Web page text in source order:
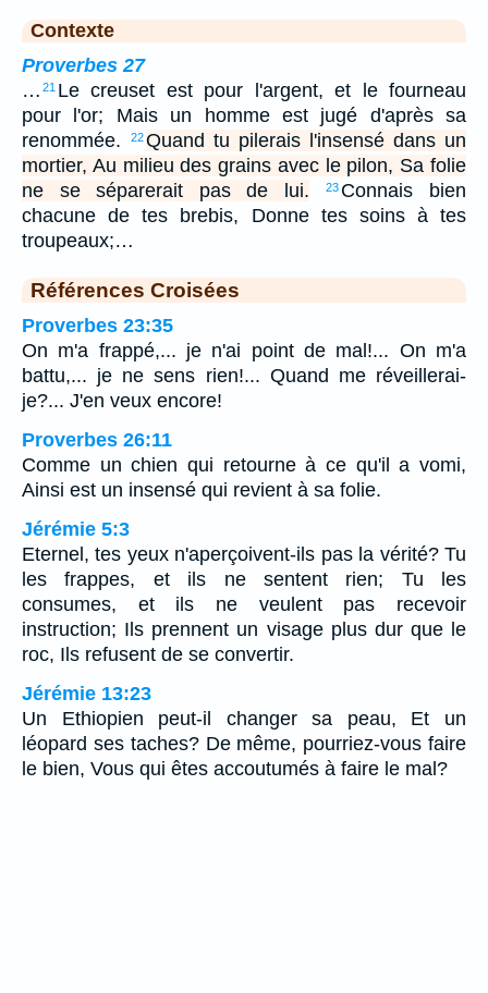
Contexte
Proverbes 27
… 21 Le creuset est pour l'argent, et le fourneau
pour l'or; Mais un homme est jugé d'après sa
renommée.
22Quand tu pilerais l'insensé dans un
mortier, Au milieu des grains avec le pilon, Sa folie
ne se séparerait pas de lui.
23 Connais bien
chacune de tes brebis, Donne tes soins à tes
troupeaux;…
Références Croisées
Proverbes 23:35
On m'a frappé,... je n'ai point de mal!... On m'a
battu,... je ne sens rien!... Quand me réveillerai-
je?... J'en veux encore!
Proverbes 26:11
Comme un chien qui retourne à ce qu'il a vomi,
Ainsi est un insensé qui revient à sa folie.
Jérémie 5:3
Eternel, tes yeux n'aperçoivent-ils pas la vérité? Tu
les frappes, et ils ne sentent rien; Tu les
consumes, et ils ne veulent pas recevoir
instruction; Ils prennent un visage plus dur que le
roc, Ils refusent de se convertir.
Jérémie 13:23
Un Ethiopien peut-il changer sa peau, Et un
léopard ses taches? De même, pourriez-vous faire
le bien, Vous qui êtes accoutumés à faire le mal?